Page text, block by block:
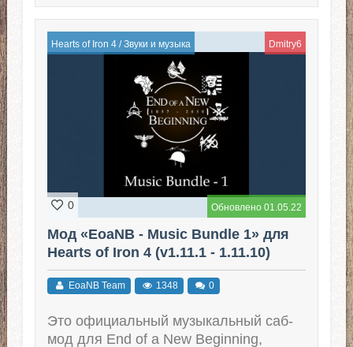
Hearts of Iron 4/Звуки и музыка Dmitry6
Обновлено 01.05.22
0
Мод «EoaNB - Music Bundle 1» для
Hearts of Iron 4 (v1.11.1 - 1.11.10)
EoaNB Team 1348 0
Это официальный музыкальный саб-
мод для End of a New Beginning,